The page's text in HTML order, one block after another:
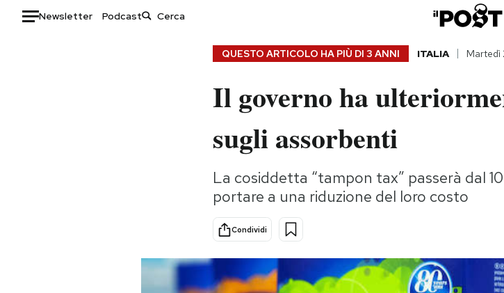
Newsletter Podcast
Storie/Idee
Ok Boomer!
Altrecose
Mondiali calcio 2026
QUESTO ARTICOLO HA PIÙ DI 3 ANNI ITALIA Martedì
Il governo ha
sugli assorbenti
La cosiddetta “tampon tax” passerà dal
portare a una riduzione del loro costo
Condividi